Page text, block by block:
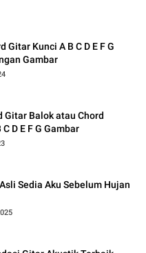
F G
Gambar
Gitar Balok atau Chord
D E F G Gambar
Sedia Aku Sebelum Hujan